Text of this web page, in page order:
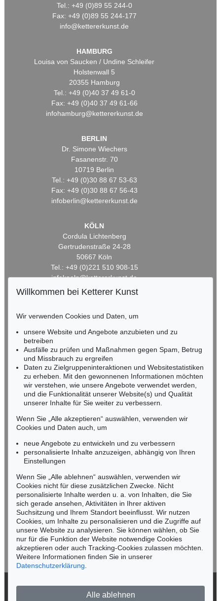
Tel.: +49 (0)89 55 244-0
Fax: +49 (0)89 55 244-177
info@kettererkunst.de
HAMBURG
Louisa von Saucken / Undine Schleifer
Holstenwall 5
20355 Hamburg
Tel.: +49 (0)40 37 49 61-0
Fax: +49 (0)40 37 49 61-66
infohamburg@kettererkunst.de
BERLIN
Dr. Simone Wiechers
Fasanenstr. 70
10719 Berlin
Tel.: +49 (0)30 88 67 53-63
Fax: +49 (0)30 88 67 56-43
infoberlin@kettererkunst.de
KÖLN
Cordula Lichtenberg
Gertrudenstraße 24-28
50667 Köln
Tel.: +49 (0)221 510 908-15
infokoeln@kettererkunst.de
HESSEN
Miriam Heß
Tel.: +49 (0)62 21 58 80-038
Fax: +49 (0)62 21 58 80-595
infoheidelberg@kettererkunst.de
NORDDEUTSCHLAND
Nico Kassel, M.A.
Mobil: +49 (0)171 8618661
n.kassel@kettererkunst.de
Keine Auktion mehr verpassen!
Wir informieren Sie rechtzeitig.
Jetzt zum Newsletter anmelden >
Willkommen bei Ketterer Kunst
Wir verwenden Cookies und Daten, um
unsere Website und Angebote anzubieten und zu
betreiben
Ausfälle zu prüfen und Maßnahmen gegen Spam, Betrug
und Missbrauch zu ergreifen
Daten zu Zielgruppeninteraktionen und Websitestatistiken
zu erheben. Mit den gewonnenen Informationen möchten
wir verstehen, wie unsere Angebote verwendet werden,
und die Funktionalität unserer Website(s) und Qualität
unserer Inhalte für Sie weiter zu verbessern.
Wenn Sie „Alle akzeptieren“ auswählen, verwenden wir
Cookies und Daten auch, um
neue Angebote zu entwickeln und zu verbessern
personalisierte Inhalte anzuzeigen, abhängig von Ihren
Einstellungen
Wenn Sie „Alle ablehnen“ auswählen, verwenden wir
Cookies nicht für diese zusätzlichen Zwecke. Nicht
personalisierte Inhalte werden u. a. von Inhalten, die Sie
sich gerade ansehen, Aktivitäten in Ihrer aktiven
Suchsitzung und Ihrem Standort beeinflusst. Wir nutzen
Cookies, um Inhalte zu personalisieren und die Zugriffe auf
unsere Website zu analysieren. Sie können wählen, ob Sie
nur für die Funktion der Website notwendige Cookies
akzeptieren oder auch Tracking-Cookies zulassen möchten.
Weitere Informationen finden Sie in unserer
Datenschutzerklärung
Alle ablehnen